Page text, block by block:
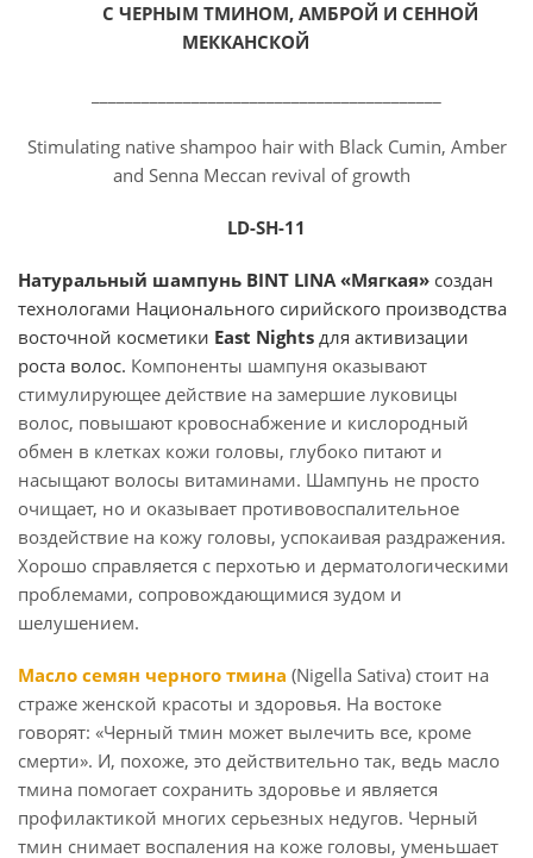
С ЧЕРНЫМ ТМИНОМ, АМБРОЙ И СЕННОЙ
МЕККАНСКОЙ
Stimulating native shampoo hair with Black Cumin, Amber
and Senna Meccan revival of growth
LD-SH-11
Натуральный шампунь BINT LINA«Мягкая» создан
технологами Национального сирийского производства
восточной косметики East Nights для активизации
роста волос. Компоненты шампуня оказывают
стимулирующее действие на замершие луковицы
волос, повышают кровоснабжение и кислородный
обмен в клетках кожи головы, глубоко питают и
насыщают волосы витаминами. Шампунь не просто
очищает, но и оказывает противовоспалительное
воздействие на кожу головы, успокаивая раздражения.
Хорошо справляется с перхотью и дерматологическими
проблемами, сопровождающимися зудом и
шелушением.
Масло семян черного тмина (Nigella Sativa) стоит на
страже женской красоты и здоровья. На востоке
говорят: «Черный тмин может вылечить все, кроме
смерти». И, похоже, это действительно так, ведь масло
тмина помогает сохранить здоровье и является
профилактикой многих серьезных недугов. Черный
тмин снимает воспаления на коже головы, уменьшает